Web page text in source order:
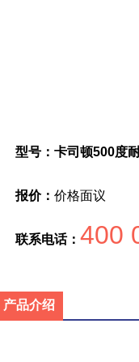
型号：卡司顿500度
报价： 价格面议
联系电话： 400
产品介绍